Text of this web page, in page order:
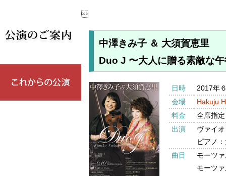

中澤きみ子 ＆ 大須賀恵里
Duo J 〜大人に贈る素敵な
日時
2017年
会場
Hakuju
料金
全席指
出演
ヴァイ
ピアノ
曲目
モーツ
モーツ